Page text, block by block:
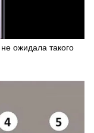
ожидала такого